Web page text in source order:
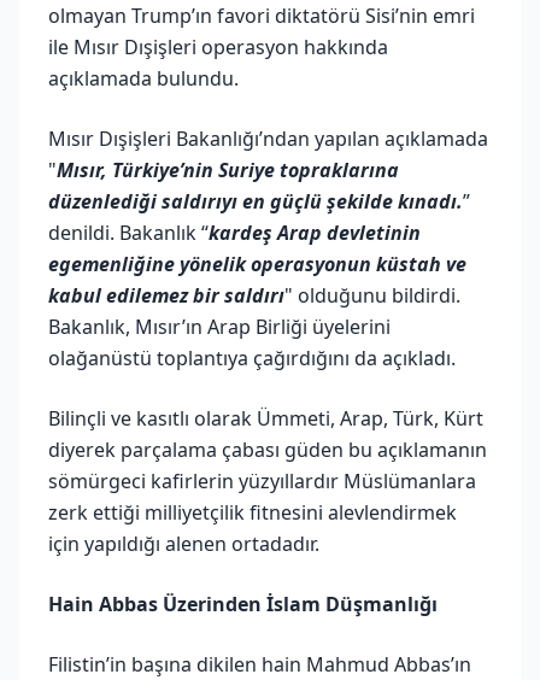
olmayan Trump’ın favori diktatörü Sisi’nin emri
ile Mısır Dışişleri operasyon hakkında
açıklamada bulundu.
Mısır Dışişleri Bakanlığı’ndan yapılan açıklamada
"Mısır, Türkiye’nin Suriye topraklarına
düzenlediği saldırıyı en güçlü şekilde kınadı.”
denildi. Bakanlık “kardeş Arap devletinin
egemenliğine yönelik operasyonun küstah ve
kabul edilemez bir saldırı" olduğunu bildirdi.
Bakanlık, Mısır’ın Arap Birliği üyelerini
olağanüstü toplantıya çağırdığını da açıkladı.
Bilinçli ve kasıtlı olarak Ümmeti, Arap, Türk, Kürt
diyerek parçalama çabası güden bu açıklamanın
sömürgeci kafirlerin yüzyıllardır Müslümanlara
zerk ettiği milliyetçilik fitnesini alevlendirmek
için yapıldığı alenen ortadadır.
Hain Abbas Üzerinden İslam Düşmanlığı
Filistin’in başına dikilen hain Mahmud Abbas’ın